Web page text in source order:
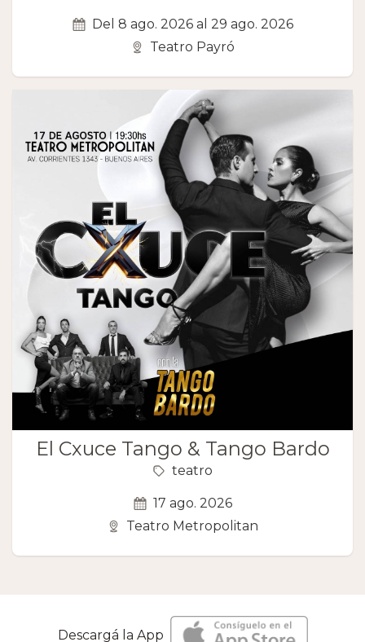
Del 8 ago. 2026 al 29 ago. 2026
Teatro Payró
El Cxuce Tango & Tango Bardo
teatro
17 ago. 2026
Teatro Metropolitan
Descargá la App